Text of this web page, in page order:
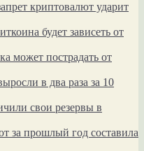
криптовалют ударит
будет зависеть от
может пострадать от
в два раза за 10
свои резервы в
за прошлый год составила